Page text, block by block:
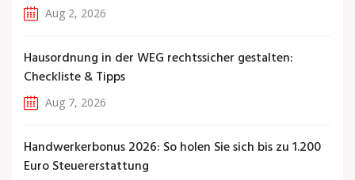
Aug 2, 2026
Hausordnung in der WEG rechtssicher gestalten:
Checkliste & Tipps
Aug 7, 2026
Handwerkerbonus 2026: So holen Sie sich bis zu 1.200
Euro Steuererstattung